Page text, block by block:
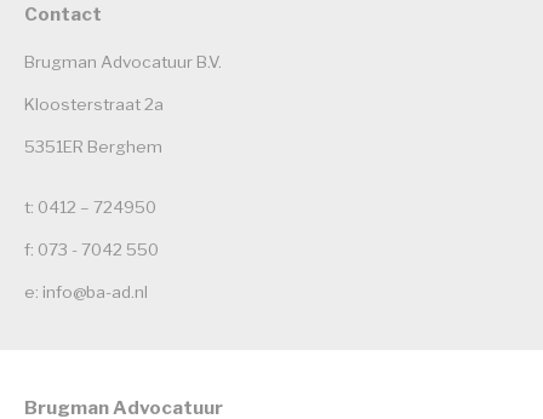
Contact
Brugman Advocatuur B.V.
Kloosterstraat 2a
5351ER Berghem
t: 0412 – 724950
f: 073 - 7042 550
e: info@ba-ad.nl
Brugman Advocatuur